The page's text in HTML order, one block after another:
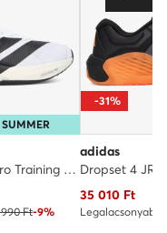
adizero Dropset Pro Training Shoes KK1551 · Edzőtermi cipők
990 Ft-9%
-31%
adidas
Aktuális ár
35 010Ft
Legalacsonyabb